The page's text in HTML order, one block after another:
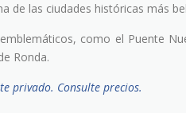
de las ciudades históricas más
como el Puente
Ronda.
privado. Consulte precios.